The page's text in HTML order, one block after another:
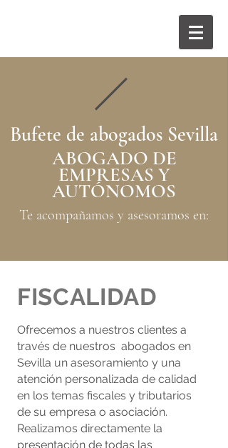
Bufete de abogados Sevilla
ABOGADO DE
EMPRESAS Y
AUTÓNOMOS
Te acompañamos y asesoramos en:
FISCALIDAD
Ofrecemos a nuestros clientes a
través de nuestros abogados en
Sevilla un asesoramiento y una
atención personalizada de calidad
en los temas fiscales y tributarios
de su empresa o asociación.
Realizamos directamente la
presentación de todas las